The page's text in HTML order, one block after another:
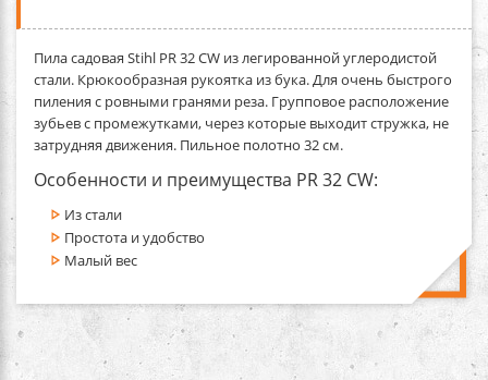
Пила садовая Stihl PR 32 CW из легированной углеродистой
стали. Крюкообразная рукоятка из бука. Для очень быстрого
пиления с ровными гранями реза. Групповое расположение
зубьев с промежутками, через которые выходит стружка, не
затрудняя движения. Пильное полотно 32 см.
Особенности и преимущества PR 32 CW:
Из стали
Простота и удобство
Малый вес